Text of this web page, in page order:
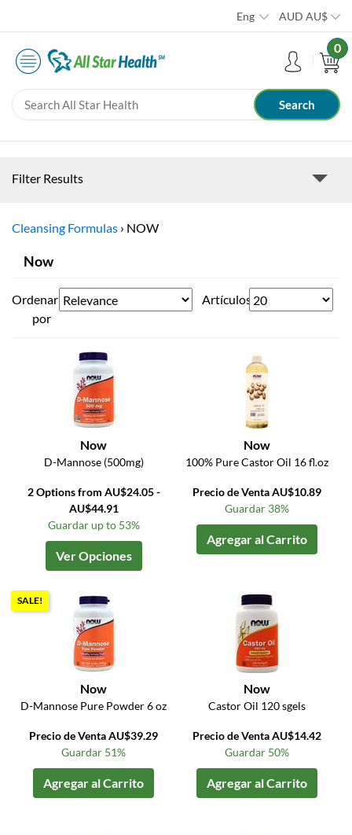
Eng AUD AU$
0
Filter Results
Cleansing Formulas › NOW
Now
Ordenar
por
Artículos
Now
D-Mannose (500mg)
2 Options from AU$24.05 -
AU$44.91
Guardar up to 53%
Ver Opciones
Now
100% Pure Castor Oil 16 fl.oz
Precio de Venta AU$10.89
Guardar 38%
Agregar al Carrito
SALE!
Now
D-Mannose Pure Powder 6 oz
Precio de Venta AU$39.29
Guardar 51%
Agregar al Carrito
Now
Castor Oil 120 sgels
Precio de Venta AU$14.42
Guardar 50%
Agregar al Carrito